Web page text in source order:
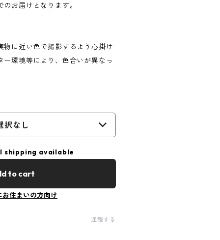
お届けとなります。
に近い色で撮影するよう心掛け
環境等により、色合いが異なっ
択なし
shipping available
to cart
お住まいの方向け
通報する